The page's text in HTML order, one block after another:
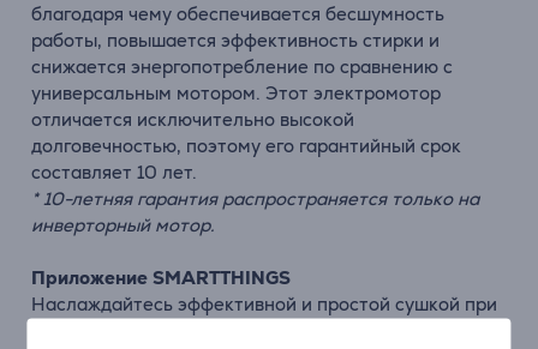
благодаря чему обеспечивается бесшумность
работы, повышается эффективность стирки и
снижается энергопотребление по сравнению с
универсальным мотором. Этот электромотор
отличается исключительно высокой
долговечностью, поэтому его гарантийный срок
составляет 10 лет.
* 10-летняя гарантия распространяется только на
инверторный мотор.
Приложение SMARTTHINGS
Наслаждайтесь эффективной и простой сушкой при